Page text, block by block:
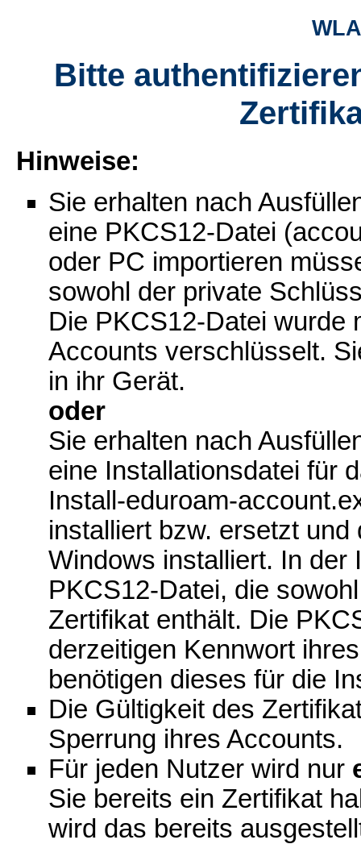
Bitte
Hinweise:
Sie erhalten nach
eine PKCS12-Datei
oder PC importieren
sowohl der private
Die PKCS12-Datei wurde
Accounts verschlüsselt.
in ihr Gerät.
oder
Sie erhalten nach
eine Installationsdatei für
Install-eduroam-
installiert bzw. ersetzt
Windows installiert. In der
PKCS12-Datei, die
Zertifikat enthält. Die
derzeitigen Kennwort
benötigen dieses für die
Die Gültigkeit des
Sperrung ihres Accounts.
Für jeden Nutzer wird nur
Sie bereits ein Zertifikat
wird das bereits